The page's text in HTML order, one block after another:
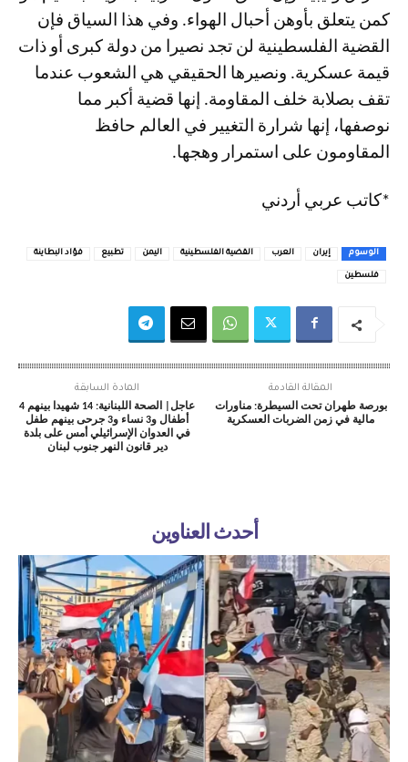
كمن يتعلق بأوهن أحبال الهواء. وفي هذا السياق فإن
القضية الفلسطينية لن تجد نصيرا من دولة كبرى أو ذات
قيمة عسكرية. ونصيرها الحقيقي هي الشعوب عندما
تقف بصلابة خلف المقاومة. إنها قضية أكبر مما
نوصفها، إنها شرارة التغيير في العالم حافظ
المقاومون على استمرار وهجها.
*كاتب عربي أردني
الوسوم إيران العرب القضية الفلسطينية اليمن تطبيع فؤاد البطاينة
فلسطين
المادة السابقة
عاجل| الصحة اللبنانية: 14 شهيدا بينهم 4
أطفال و3 نساء و3 جرحى بينهم طفل
في العدوان الإسرائيلي أمس على بلدة
دير قانون النهر جنوب لبنان
المقالة القادمة
بورصة طهران تحت السيطرة: مناورات
مالية في زمن الضربات العسكرية
أحدث العناوين